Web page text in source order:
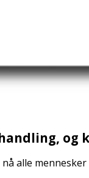
og
alle